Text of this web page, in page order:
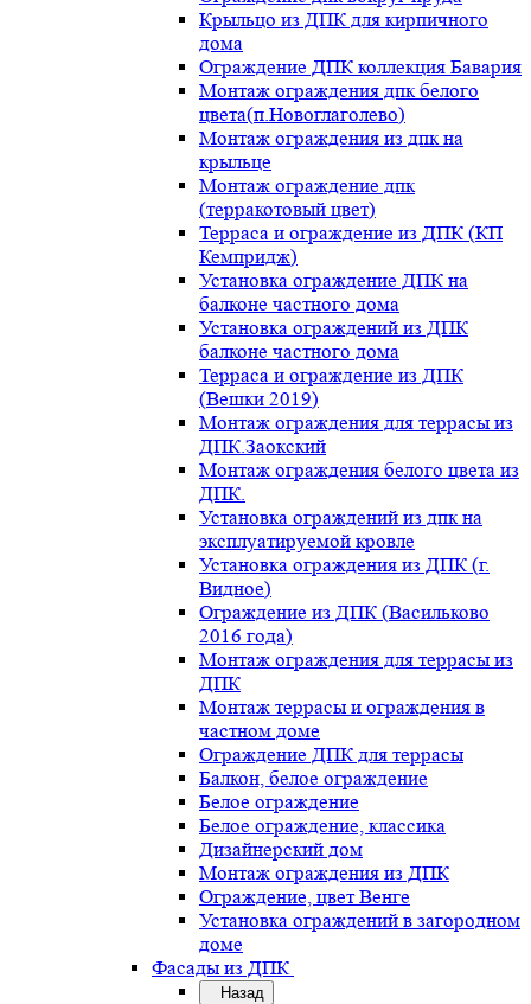
Крыльцо из ДПК для кирпичного
дома
Ограждение ДПК коллекция Бавария
Монтаж ограждения дпк белого
цвета(п.Новоглаголево)
Монтаж ограждения из дпк на
крыльце
Монтаж ограждение дпк
(терракотовый цвет)
Терраса и ограждение из ДПК (КП
Кемпридж)
Установка ограждение ДПК на
балконе частного дома
Установка ограждений из ДПК
балконе частного дома
Терраса и ограждение из ДПК
(Вешки 2019)
Монтаж ограждения для террасы из
ДПК.Заокский
Монтаж ограждения белого цвета из
ДПК.
Установка ограждений из дпк на
эксплуатируемой кровле
Установка ограждения из ДПК (г.
Видное)
Ограждение из ДПК (Васильково
2016 года)
Монтаж ограждения для террасы из
ДПК
Монтаж террасы и ограждения в
частном доме
Ограждение ДПК для террасы
Балкон, белое ограждение
Белое ограждение
Белое ограждение, классика
Дизайнерский дом
Монтаж ограждения из ДПК
Ограждение, цвет Венге
Установка ограждений в загородном
доме
Фасады из ДПК
Назад